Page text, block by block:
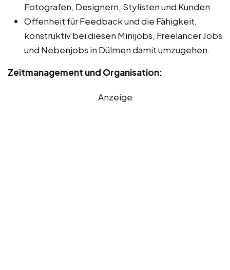
Fotografen, Designern, Stylisten und Kunden.
Offenheit für Feedback und die Fähigkeit,
konstruktiv bei diesen Minijobs, Freelancer Jobs
und Nebenjobs in Dülmen damit umzugehen.
Zeitmanagement und Organisation:
Anzeige